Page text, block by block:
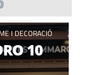
I DECORACIÓ
10